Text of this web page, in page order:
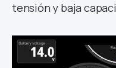
tensión y baja